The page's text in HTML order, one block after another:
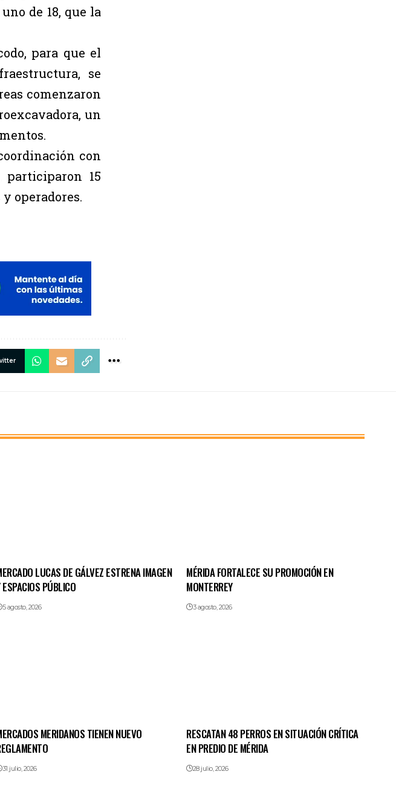
de 18, que la
para que el
se
comenzaron
un
con
15
operadores.
LUCAS DE GÁLVEZ ESTRENA IMAGEN
ESPACIOS PÚBLICO
5 agosto, 2026
MÉRIDA FORTALECE SU PROMOCIÓN EN
MONTERREY
3 agosto, 2026
MERIDANOS TIENEN NUEVO
31 julio, 2026
RESCATAN 48 PERROS EN SITUACIÓN CRÍTICA
EN PREDIO DE MÉRIDA
28 julio, 2026